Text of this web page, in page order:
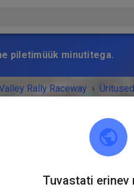
piletimüük minutitega.
Rally Raceway › Üritused
Valley Rally Raceway
Tuvastati erinev